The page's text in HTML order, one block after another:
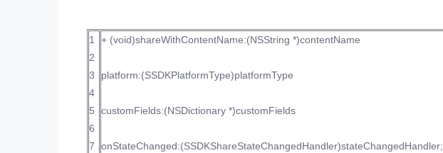
1
2
3
4
5
6
7
+ (void)shareWithContentName:(NSString *)contentName
platform:(SSDKPlatformType)platformType
customFields:(NSDictionary *)customFields
onStateChanged:(SSDKShareStateChangedHandler)stateChangedHandler;